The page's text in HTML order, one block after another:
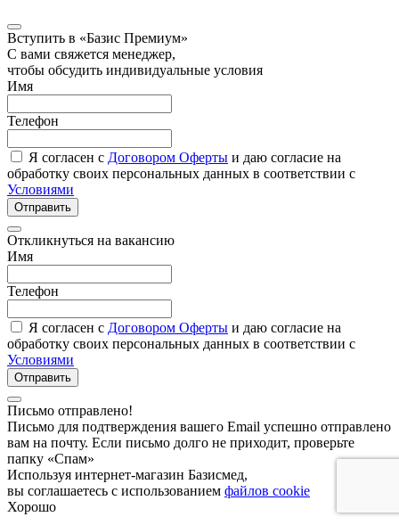
Вступить в «Базис Премиум»
С вами свяжется менеджер,
чтобы обсудить индивидуальные условия
Имя
Телефон
Я согласен с Договором Оферты и даю согласие на
обработку своих персональных данных в соответствии с
Условиями
Отправить
Откликнуться на вакансию
Имя
Телефон
Я согласен с Договором Оферты и даю согласие на
обработку своих персональных данных в соответствии с
Условиями
Отправить
Письмо отправлено!
Письмо для подтверждения вашего Email успешно отправлено
вам на почту. Если письмо долго не приходит, проверьте
папку «Спам»
Используя интернет-магазин Базисмед,
вы соглашаетесь с использованием файлов cookie
Хорошо